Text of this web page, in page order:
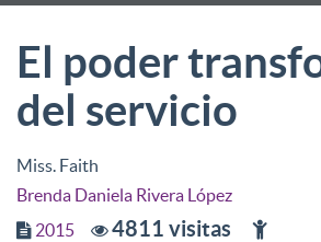
El poder
del servicio
Miss. Faith
Brenda Daniela Rivera López
2015
4811 visitas